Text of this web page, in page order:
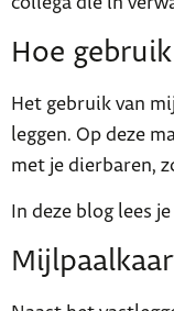
Hoe
Het gebruik van
leggen. Op deze
met je dierbaren,
In deze blog lees